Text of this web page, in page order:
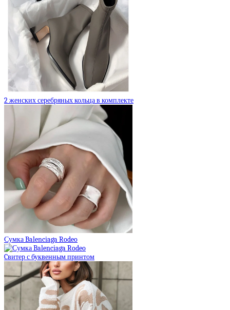
2 женских серебряных кольца в комплекте
Сумка Balenciaga Rodeo
Cвитер с буквенным принтом